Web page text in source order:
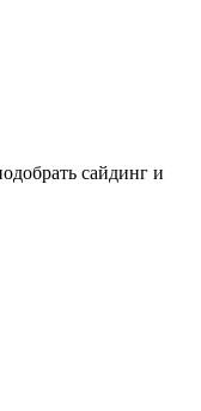
сайдинг и